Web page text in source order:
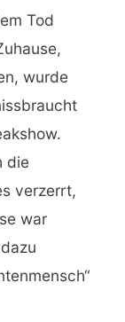
Tod
wurde
die
verzerrt,
war